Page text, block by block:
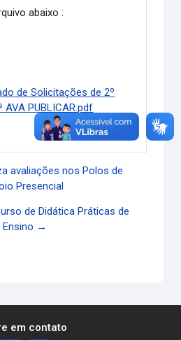
abaixo :
de Solicitações de 2º
AVA PUBLICAR.pdf
Link direto
avaliações nos Polos de
Presencial
de Didática Práticas de
Ensino →
em contato